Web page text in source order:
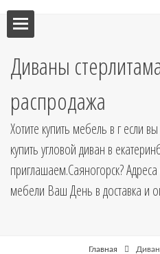
Диваны
распродажа
Хотите купить мебель в г если
купить угловой диван в
приглашаем.Саяногорск?
мебели Ваш День в доставка и
Главная